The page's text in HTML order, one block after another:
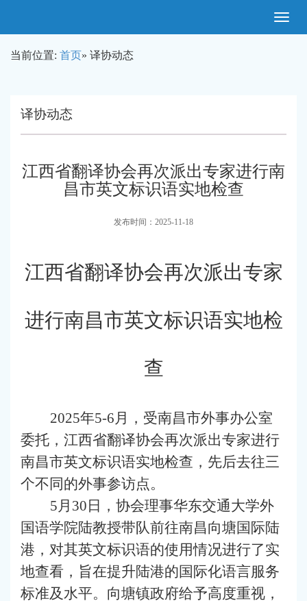
Toggle
当前位置: 首页» 译协动态
译协动态
江西省翻译协会再次派出专家进行南
昌市英文标识语实地检查
发布时间：2025-11-18
江西省翻译协会再次派出专家
进行南昌市英文标识语实地检
查
2025年5-6月，受南昌市外事办公室
委托，江西省翻译协会再次派出专家进行
南昌市英文标识语实地检查，先后去往三
个不同的外事参访点。
5月30日，协会理事华东交通大学外
国语学院陆教授带队前往南昌向塘国际陆
港，对其英文标识语的使用情况进行了实
地查看，旨在提升陆港的国际化语言服务
标准及水平。向塘镇政府给予高度重视，